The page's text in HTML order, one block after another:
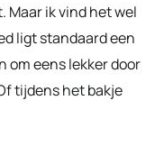
Maar ik vind het wel
ligt standaard een
om eens lekker door
tijdens het bakje